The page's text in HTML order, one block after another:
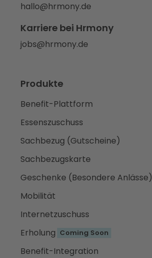
hallo@hrmony.de
Karriere bei Hrmony
jobs@hrmony.de
Produkte
Benefit-Plattform
Essenszuschuss
Sachbezug (Gutscheine)
Sachbezugskarte
Geschenke (Besondere Anlässe)
Mobilität
Internetzuschuss
Erholung Coming Soon
Benefit-Integration